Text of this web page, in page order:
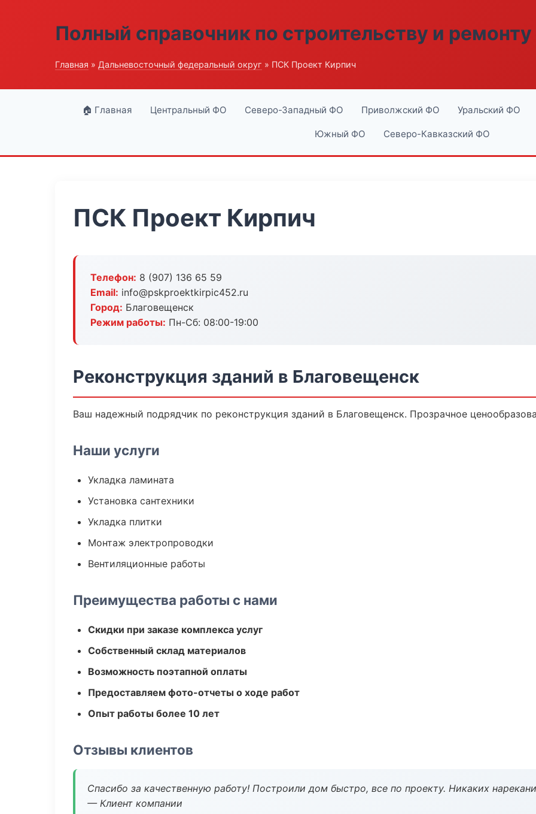
Полный справочник по строительству и ремонту
Главная » Дальневосточный федеральный округ » ПСК Проект Кирпич
🏠 Главная Центральный ФО Северо-Западный ФО Приволжский ФО Уральский ФО
Южный ФО Северо-Кавказский ФО
ПСК Проект Кирпич
Телефон: 8 (907) 136 65 59
Email: info@pskproektkirpic452.ru
Город: Благовещенск
Режим работы: Пн-Сб: 08:00-19:00
Реконструкция зданий в Благовещенск
Ваш надежный подрядчик по реконструкция зданий в Благовещенск. Прозрачное
Наши услуги
Укладка ламината
Установка сантехники
Укладка плитки
Монтаж электропроводки
Вентиляционные работы
Преимущества работы с нами
Скидки при заказе комплекса услуг
Собственный склад материалов
Возможность поэтапной оплаты
Предоставляем фото-отчеты о ходе работ
Опыт работы более 10 лет
Отзывы клиентов
Спасибо за качественную работу! Построили дом быстро, все по проекту. Никаких
— Клиент компании